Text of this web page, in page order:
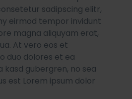
sadipscing elitr,
eirmod tempor invidunt
magna aliquyam erat,
At vero eos et
duo dolores et ea
kasd gubergren, no sea
est Lorem ipsum dolor